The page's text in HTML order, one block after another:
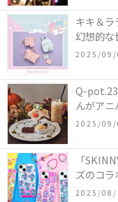
キキ＆ラ
幻想的
ツインス
2025/09/
Q-pot.23
んがア
ーキア
「かぼ
2025/09/
「
ズのコ
作コレク
2025/08/